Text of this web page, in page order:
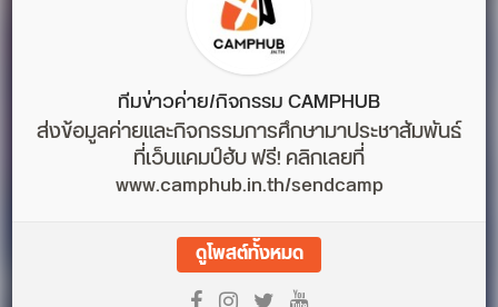
ทีมข่าวค่าย/กิจกรรม CAMPHUB
ส่งข้อมูลค่ายและกิจกรรมการศึกษามาประชาสัมพันธ์
ที่เว็บแคมป์ฮับ ฟรี! คลิกเลยที่
www.camphub.in.th/sendcamp
ดูโพสต์ทั้งหมด